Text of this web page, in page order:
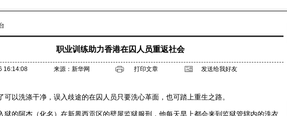
职业训练助力香港在囚人员重返社会
16:14:08 来源：新华网 打印文章 发送给我好友
可以洗涤干净，误入歧途的在囚人员只要洗心革面，也可踏上重生之路。
狱的阿杰（化名）在新界西贡区的壁屋监狱服刑，他每天早上都会来到监狱管辖内的洗衣